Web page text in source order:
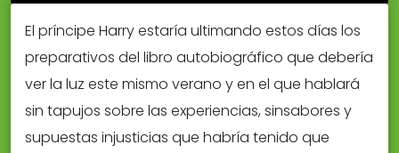
El príncipe Harry estaría ultimando estos días los
preparativos del libro autobiográfico que debería
ver la luz este mismo verano y en el que hablará
sin tapujos sobre las experiencias, sinsabores y
supuestas injusticias que habría tenido que